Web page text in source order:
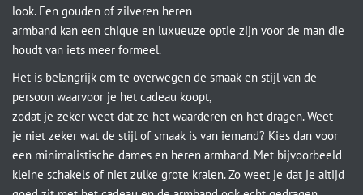
look. Een gouden of zilveren heren
armband kan een chique en luxueuze optie zijn voor de man die
houdt van iets meer formeel.
Het is belangrijk om te overwegen de smaak en stijl van de
persoon waarvoor je het cadeau koopt,
zodat je zeker weet dat ze het waarderen en het dragen. Weet
je niet zeker wat de stijl of smaak is van iemand? Kies dan voor
een minimalistische dames en heren armband. Met bijvoorbeeld
kleine schakels of niet zulke grote kralen. Zo weet je dat je altijd